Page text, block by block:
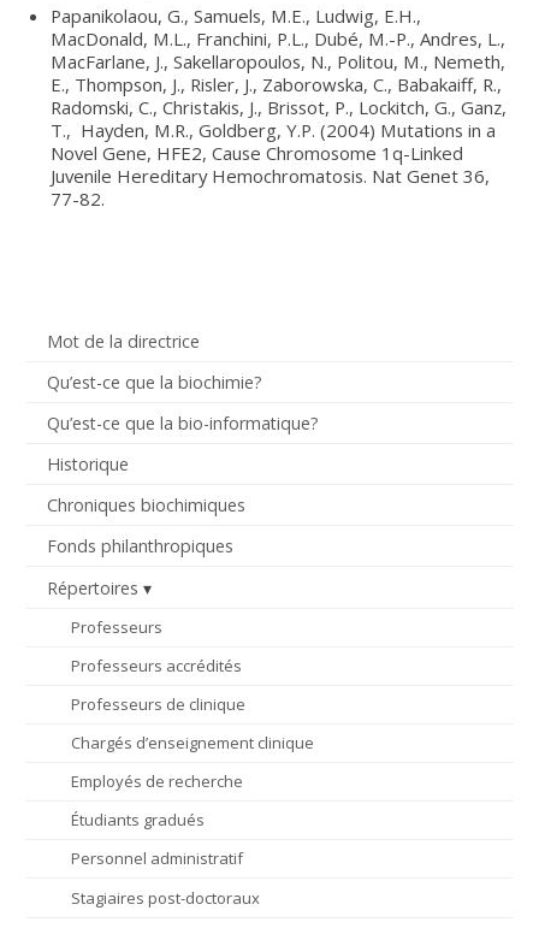
Mot de la directrice
Qu’est-ce que la biochimie?
Qu’est-ce que la bio-informatique?
Historique
Chroniques biochimiques
Fonds philanthropiques
Répertoires
Professeurs
Professeurs accrédités
Professeurs de clinique
Chargés d’enseignement clinique
Employés de recherche
Étudiants gradués
Personnel administratif
Stagiaires post-doctoraux
Papanikolaou, G., Samuels, M.E., Ludwig, E.H.,
MacDonald, M.L., Franchini, P.L., Dubé, M.-P., Andres, L.,
MacFarlane, J., Sakellaropoulos, N., Politou, M., Nemeth,
E., Thompson, J., Risler, J., Zaborowska, C., Babakaiff, R.,
Radomski, C., Christakis, J., Brissot, P., Lockitch, G., Ganz,
T., Hayden, M.R., Goldberg, Y.P. (2004) Mutations in a
Novel Gene, HFE2, Cause Chromosome 1q-Linked
Juvenile Hereditary Hemochromatosis. Nat Genet 36,
77-82.